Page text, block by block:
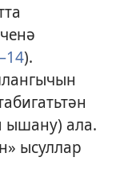
).
ышану) ала.
ысуллар